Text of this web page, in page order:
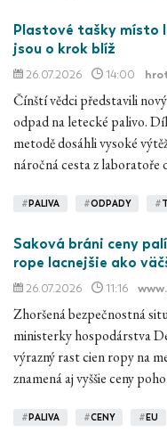
Plastové tašky místo
jsou o krok blíž
26.07.2026 14:00
Čínští vědci představili
odpad na letecké palivo.
metodě dosáhli vysoké
náročná cesta z laboratoře
# PALIVA #ODPADY #
Saková bráni ceny
rope lacnejšie ako
26.07.2026 11:16
Zhoršená bezpečnostná
ministerky hospodárstva
výrazný rast cien ropy na
znamená aj vyššie ceny
# PALIVA #CENY # EU